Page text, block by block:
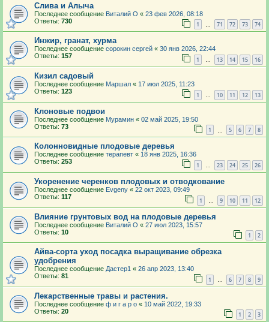
Слива и Алыча
Последнее сообщение Виталий О « 23 фев 2026, 08:18
Ответы: 730 1 71 72 73 74
Инжир, гранат, хурма
Последнее сообщение сорокин сергей « 30 янв 2026, 22:44
Ответы: 157 1 … 13 14 15 16
Кизил садовый
Последнее сообщение Маршал « 17 июл 2025, 11:23
Ответы: 123 1 … 10 11 12 13
Клоновые подвои
Последнее сообщение Мурамин « 02 май 2025, 19:50
Ответы: 73 1 5 6 7 8
Колонновидные плодовые деревья
Последнее сообщение терапевт « 18 янв 2025, 16:36
Ответы: 253 1 … 23 24 25 26
Укоренение черенков плодовых и отводкование
Последнее сообщение Evgeny « 22 окт 2023, 09:49
Ответы: 117 1 9 10 11 12
Влияние грунтовых вод на плодовые деревья
Последнее сообщение Виталий О « 27 июл 2023, 15:57
Ответы: 10 1 2
Айва-сорта уход посадка выращивание обрезка
удобрения
Последнее сообщение Дастер1 « 26 апр 2023, 13:40
Ответы: 81 1 … 6 7 8 9
Лекарственные травы и растения.
Последнее сообщение ф и г а р о « 10 май 2022, 19:33
Ответы: 20 1 2 3